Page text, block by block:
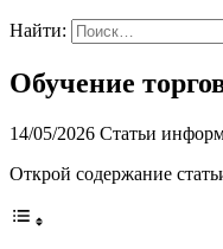
Найти:
Обучение
14/05/2026 Статьи
Открой содержание